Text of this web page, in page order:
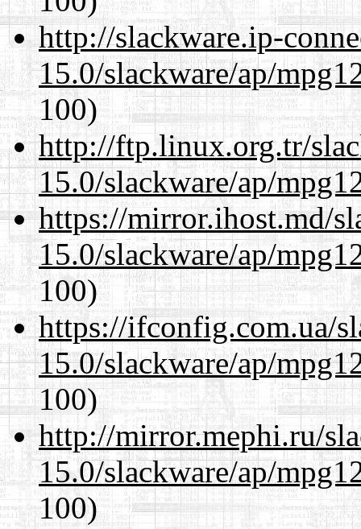
http://slackware.ip-
15.0/slackware/ap/
100)
http://ftp.linux.org.tr/
15.0/slackware/ap/
https://mirror.ihost.md/
15.0/slackware/ap/
100)
https://ifconfig.com.ua/
15.0/slackware/ap/
100)
http://mirror.mephi.ru/
15.0/slackware/ap/
100)